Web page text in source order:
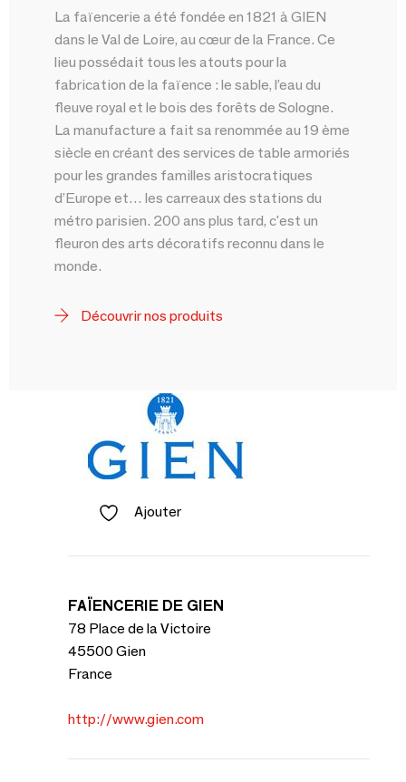
La faïencerie a été fondée en 1821 à GIEN
dans le Val de Loire, au cœur de la France. Ce
lieu possédait tous les atouts pour la
fabrication de la faïence : le sable, l’eau du
fleuve royal et le bois des forêts de Sologne.
La manufacture a fait sa renommée au 19 ème
siècle en créant des services de table armoriés
pour les grandes familles aristocratiques
d’Europe et… les carreaux des stations du
métro parisien. 200 ans plus tard, c'est un
fleuron des arts décoratifs reconnu dans le
monde.
Découvrir nos produits
Ajouter
FAÏENCERIE DE GIEN
78 Place de la Victoire
45500 Gien
France
http://www.gien.com